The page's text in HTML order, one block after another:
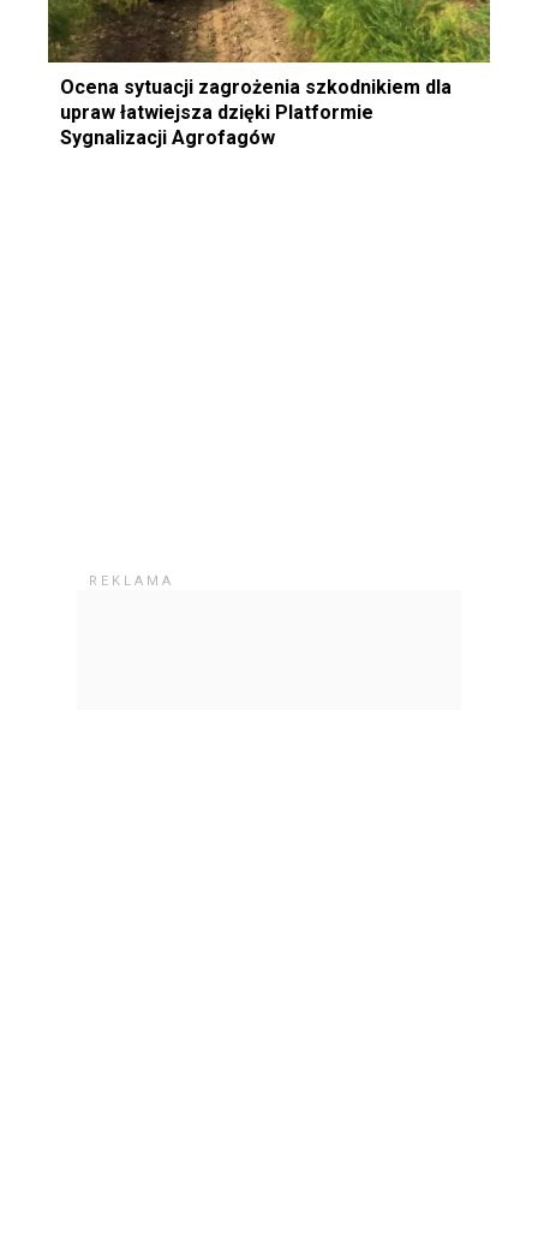
Ocena sytuacji zagrożenia szkodnikiem dla
upraw łatwiejsza dzięki Platformie
Sygnalizacji Agrofagów